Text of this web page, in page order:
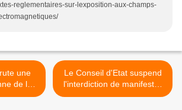
reglementaires-sur-lexposition-aux-champs-
de la
Le Conseil d'Etat suspend
l'interdiction de manifester
13 juin 2020 >